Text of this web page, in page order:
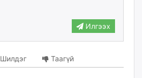
Илгээх
Шилдэг Таагүй